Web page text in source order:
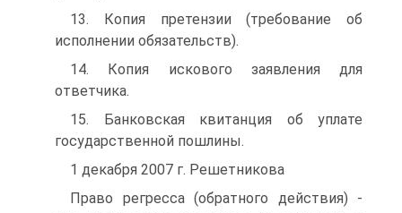
13. Копия претензии (требование об
исполнении обязательств).
14. Копия искового заявления для
ответчика.
15. Банковская квитанция об уплате
государственной пошлины.
1 декабря 2007 г. Решетникова
Право регресса (обратного действия) -